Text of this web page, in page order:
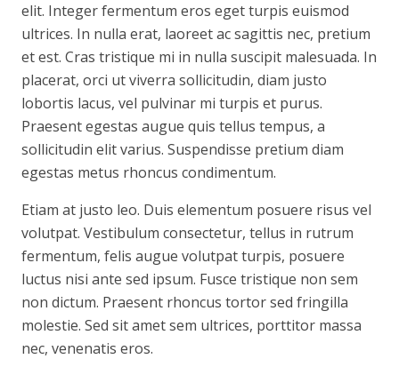
elit. Integer fermentum eros eget turpis euismod
ultrices. In nulla erat, laoreet ac sagittis nec, pretium
et est. Cras tristique mi in nulla suscipit malesuada. In
placerat, orci ut viverra sollicitudin, diam justo
lobortis lacus, vel pulvinar mi turpis et purus.
Praesent egestas augue quis tellus tempus, a
sollicitudin elit varius. Suspendisse pretium diam
egestas metus rhoncus condimentum.
Etiam at justo leo. Duis elementum posuere risus vel
volutpat. Vestibulum consectetur, tellus in rutrum
fermentum, felis augue volutpat turpis, posuere
luctus nisi ante sed ipsum. Fusce tristique non sem
non dictum. Praesent rhoncus tortor sed fringilla
molestie. Sed sit amet sem ultrices, porttitor massa
nec, venenatis eros.